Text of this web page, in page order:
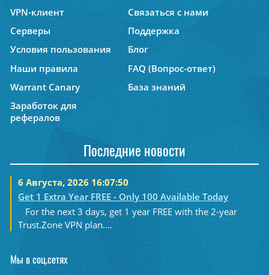
VPN-клиент
Связаться с нами
Серверы
Поддержка
Условия пользования
Блог
Наши правила
FAQ (Вопрос-ответ)
Warrant Canary
База знаний
Заработок для
рефералов
Последние новости
6 Августа, 2026 16:07:50
Get 1 Extra Year FREE - Only 100 Available Today
For the next 3 days, get 1 year FREE with the 2-year
Trust.Zone VPN plan....
Мы в соц.сетях